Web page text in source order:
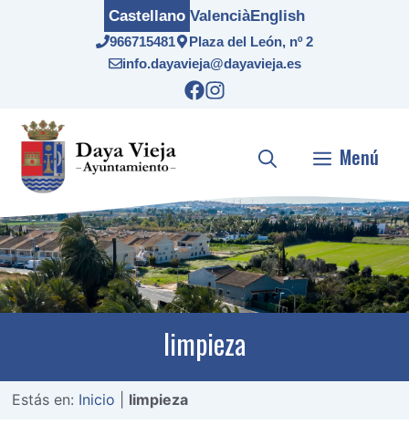
966715481
Plaza del León, nº 2
info.dayavieja@dayavieja.es
Castellano ValenciàEnglish
Menú
limpieza
Estás en: Inicio limpieza